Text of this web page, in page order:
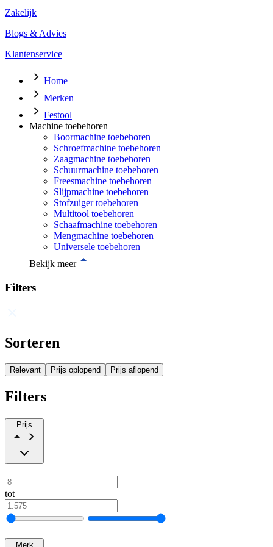
Zakelijk
Blogs & Advies
Klantenservice
Home
Merken
Festool
Machine toebehoren
Boormachine toebehoren
Schroefmachine toebehoren
Zaagmachine toebehoren
Schuurmachine toebehoren
Freesmachine toebehoren
Slijpmachine toebehoren
Stofzuiger toebehoren
Multitool toebehoren
Schaafmachine toebehoren
Mengmachine toebehoren
Universele toebehoren
Bekijk meer
Filters
Sorteren
Relevant Prijs oplopend Prijs aflopend
Filters
Prijs
tot
Merk